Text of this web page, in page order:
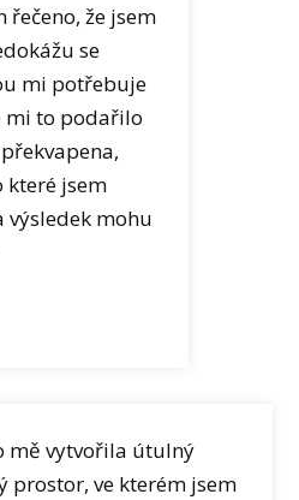
že jsem
se
mi potřebuje
mi to podařilo
které jsem
výsledek mohu
mě vytvořila útulný
prostor, ve kterém jsem